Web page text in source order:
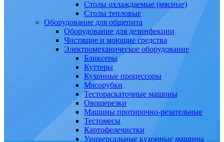
Столы охлаждаемые (мясные)
Столы тепловые
Оборудование для общепита
Оборудование для дезинфекции
Чистящие и моющие средства
Электромеханическое оборудование
Бликсеры
Куттеры
Кухонные процессоры
Мясорубки
Тестораскаточные машины
Овощерезки
Машины протирочно-резательные
Тестомесы
Картофелечистки
Универсальные кухонные машины